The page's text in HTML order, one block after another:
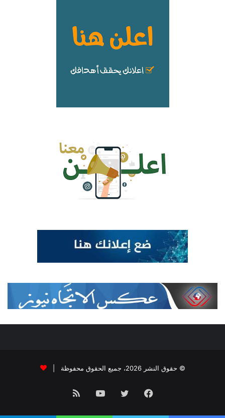
© حقوق النشر 2026، جميع الحقوق محفوظة |
فيسبوك تويتر يوتيوبملخص